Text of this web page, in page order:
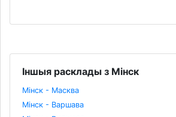
Іншыя расклады з Мінск
Мінск - Масква
Мінск - Варшава